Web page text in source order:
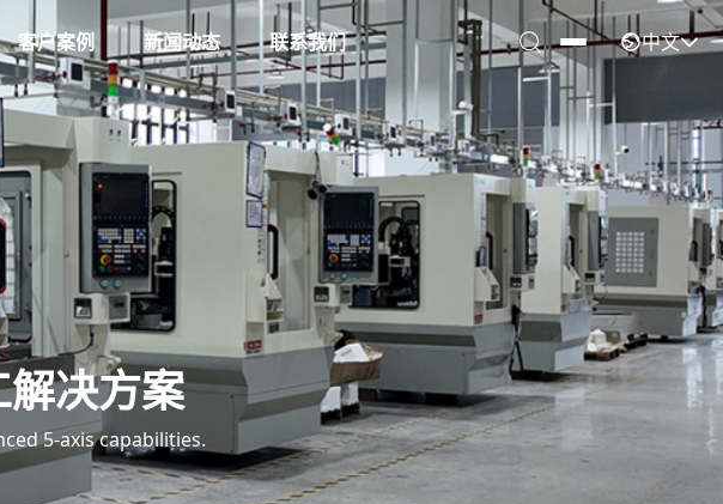
客户案例 新闻动态 联系我们 中文
决方案
5-axis capabilities.